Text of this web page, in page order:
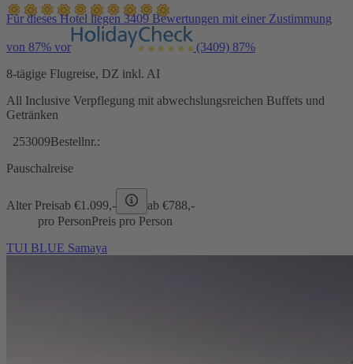
Für dieses Hotel liegen 3409 Bewertungen mit einer Zustimmung
von 87% vor (3409) 87%
8-tägige Flugreise, DZ inkl. AI
All Inclusive Verpflegung mit abwechslungsreichen Buffets und
Getränken
253009Bestellnr.:
Pauschalreise
Alter Preisab €1.099,- ab €788,-
pro PersonPreis pro Person
TUI BLUE Samaya